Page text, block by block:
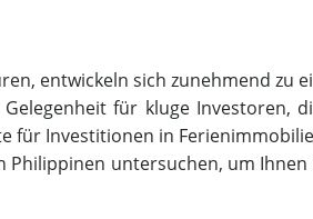
entwickeln sich zunehmend zu
für kluge Investoren,
für Investitionen in
untersuchen, um Ihnen